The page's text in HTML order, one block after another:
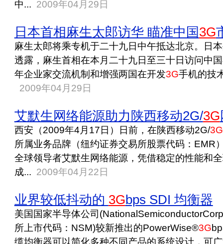
中... 2009年04月29日
日本首相麻生太郎访华 瞄准中国 3G
麻生太郎将乘专机于二十九日中午抵达北京。日
透露，麻生首相在本月二十九日至三十日访问中
年企业家交流机制和增强两国在开发3G手机的技
2009年04月29日
艾默生网络能源助力陕西移动2G/3G
西安（2009年4月17日）日前，在陕西移动2G/3G
所属业务品牌（纽约证券交易所股票代码：EMR
全球领导者艾默生网络能源，凭借稳定的性能和
成... 2009年04月22日
业界较低抖动的 3Gbps SDI 均衡器
美国国家半导体公司
所上市代码：NSM)较新推出的PowerWise®3G
缆均衡器可以简化多种不同产品的系统设计，可